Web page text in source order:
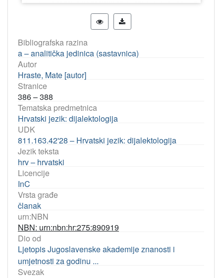
Bibliografska razina
a – analitička jedinica (sastavnica)
Autor
Hraste, Mate [autor]
Stranice
386 – 388
Tematska predmetnica
Hrvatski jezik: dijalektologija
UDK
811.163.42'28 – Hrvatski jezik: dijalektologija
Jezik teksta
hrv – hrvatski
Licencije
InC
Vrsta građe
članak
urn:NBN
NBN: urn:nbn:hr:275:890919
Dio od
Ljetopis Jugoslavenske akademije znanosti i
umjetnosti za godinu ...
Svezak